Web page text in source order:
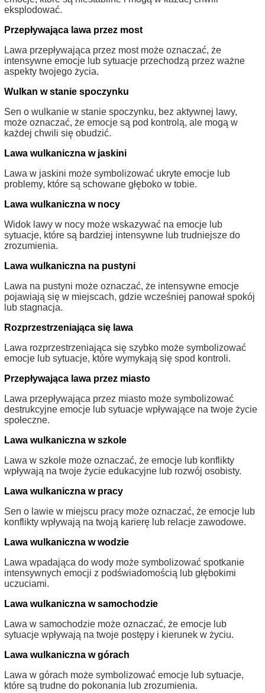
eksplodować.
Przepływająca lawa przez most
Lawa przepływająca przez most może oznaczać, że
intensywne emocje lub sytuacje przechodzą przez ważne
aspekty twojego życia.
Wulkan w stanie spoczynku
Sen o wulkanie w stanie spoczynku, bez aktywnej lawy,
może oznaczać, że emocje są pod kontrolą, ale mogą w
każdej chwili się obudzić.
Lawa wulkaniczna w jaskini
Lawa w jaskini może symbolizować ukryte emocje lub
problemy, które są schowane głęboko w tobie.
Lawa wulkaniczna w nocy
Widok lawy w nocy może wskazywać na emocje lub
sytuacje, które są bardziej intensywne lub trudniejsze do
zrozumienia.
Lawa wulkaniczna na pustyni
Lawa na pustyni może oznaczać, że intensywne emocje
pojawiają się w miejscach, gdzie wcześniej panował spokój
lub stagnacja.
Rozprzestrzeniająca się lawa
Lawa rozprzestrzeniająca się szybko może symbolizować
emocje lub sytuacje, które wymykają się spod kontroli.
Przepływająca lawa przez miasto
Lawa przepływająca przez miasto może symbolizować
destrukcyjne emocje lub sytuacje wpływające na twoje życie
społeczne.
Lawa wulkaniczna w szkole
Lawa w szkole może oznaczać, że emocje lub konflikty
wpływają na twoje życie edukacyjne lub rozwój osobisty.
Lawa wulkaniczna w pracy
Sen o lawie w miejscu pracy może oznaczać, że emocje lub
konflikty wpływają na twoją karierę lub relacje zawodowe.
Lawa wulkaniczna w wodzie
Lawa wpadająca do wody może symbolizować spotkanie
intensywnych emocji z podświadomością lub głębokimi
uczuciami.
Lawa wulkaniczna w samochodzie
Lawa w samochodzie może oznaczać, że emocje lub
sytuacje wpływają na twoje postępy i kierunek w życiu.
Lawa wulkaniczna w górach
Lawa w górach może symbolizować emocje lub sytuacje,
które są trudne do pokonania lub zrozumienia.